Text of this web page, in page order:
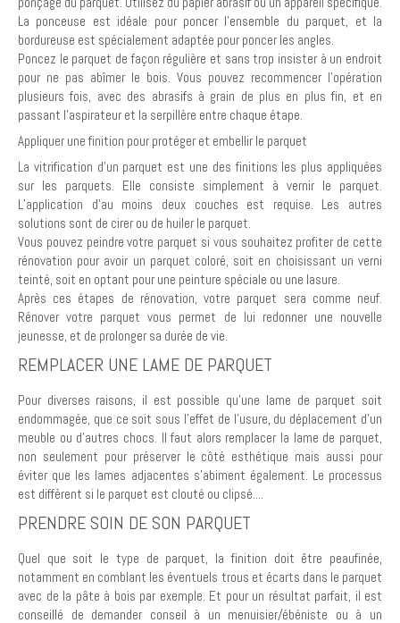
La ponceuse est idéale pour poncer l’ensemble du parquet, et la
bordureuse est spécialement adaptée pour poncer les angles.
Poncez le parquet de façon régulière et sans trop insister à un endroit
pour ne pas abîmer le bois. Vous pouvez recommencer l’opération
plusieurs fois, avec des abrasifs à grain de plus en plus fin, et en
passant l’aspirateur et la serpillère entre chaque étape.
Appliquer une finition pour protéger et embellir le parquet
La vitrification d’un parquet est une des finitions les plus appliquées
sur les parquets. Elle consiste simplement à vernir le parquet.
L’application d’au moins deux couches est requise. Les autres
solutions sont de cirer ou de huiler le parquet.
Vous pouvez peindre votre parquet si vous souhaitez profiter de cette
rénovation pour avoir un parquet coloré, soit en choisissant un verni
teinté, soit en optant pour une peinture spéciale ou une lasure.
Après ces étapes de rénovation, votre parquet sera comme neuf.
Rénover votre parquet vous permet de lui redonner une nouvelle
jeunesse, et de prolonger sa durée de vie.
REMPLACER UNE LAME DE PARQUET
Pour diverses raisons, il est possible qu’une lame de parquet soit
endommagée, que ce soit sous l'effet de l’usure, du déplacement d’un
meuble ou d’autres chocs. Il faut alors remplacer la lame de parquet,
non seulement pour préserver le côté esthétique mais aussi pour
éviter que les lames adjacentes s'abiment également. Le processus
est différent si le parquet est clouté ou clipsé....
PRENDRE SOIN DE SON PARQUET
Quel que soit le type de parquet, la finition doit être peaufinée,
notamment en comblant les éventuels trous et écarts dans le parquet
avec de la pâte à bois par exemple. Et pour un résultat parfait, il est
conseillé de demander conseil à un menuisier/ébéniste ou à un